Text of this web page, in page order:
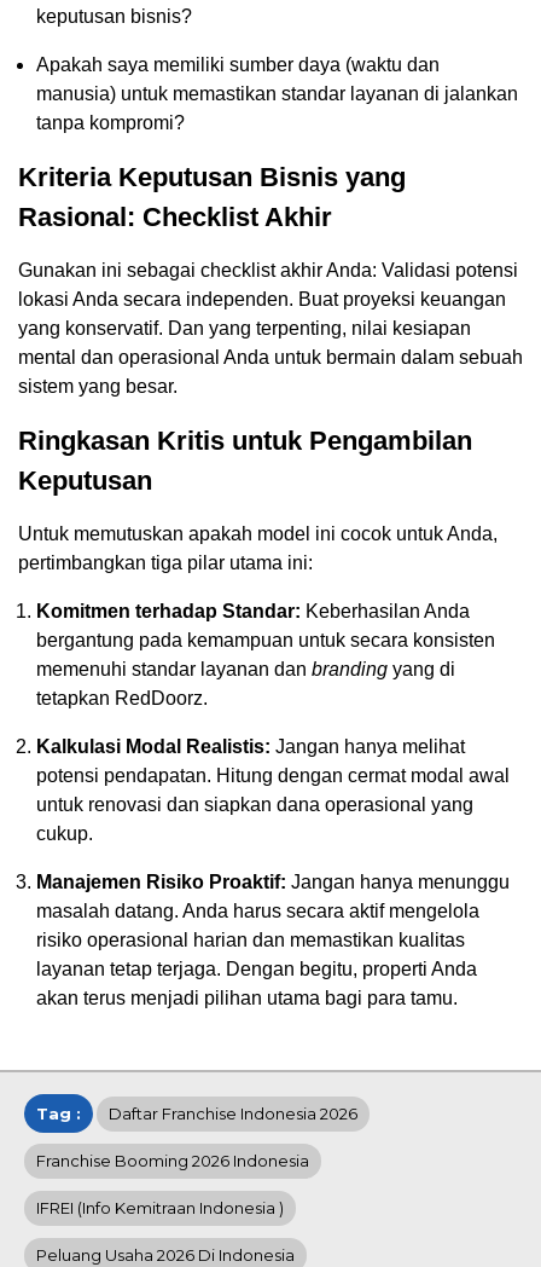
keputusan bisnis?
Apakah saya memiliki sumber daya (waktu dan
manusia) untuk memastikan standar layanan di jalankan
tanpa kompromi?
Kriteria Keputusan Bisnis yang
Rasional: Checklist Akhir
Gunakan ini sebagai checklist akhir Anda: Validasi potensi
lokasi Anda secara independen. Buat proyeksi keuangan
yang konservatif. Dan yang terpenting, nilai kesiapan
mental dan operasional Anda untuk bermain dalam sebuah
sistem yang besar.
Ringkasan Kritis untuk Pengambilan
Keputusan
Untuk memutuskan apakah model ini cocok untuk Anda,
pertimbangkan tiga pilar utama ini:
Komitmen terhadap Standar: Keberhasilan Anda
bergantung pada kemampuan untuk secara konsisten
memenuhi standar layanan dan branding yang di
tetapkan RedDoorz.
Kalkulasi Modal Realistis: Jangan hanya melihat
potensi pendapatan. Hitung dengan cermat modal awal
untuk renovasi dan siapkan dana operasional yang
cukup.
Manajemen Risiko Proaktif: Jangan hanya menunggu
masalah datang. Anda harus secara aktif mengelola
risiko operasional harian dan memastikan kualitas
layanan tetap terjaga. Dengan begitu, properti Anda
akan terus menjadi pilihan utama bagi para tamu.
Tag : Daftar Franchise Indonesia 2026
Franchise Booming 2026 Indonesia
IFREI (info Kemitraan Indonesia )
Peluang Usaha 2026 Di Indonesia